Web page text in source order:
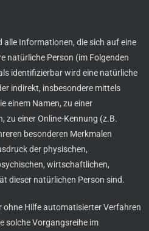
alle Informationen, die sich auf eine
natürliche Person (im Folgenden
identifizierbar wird eine natürliche
indirekt, insbesondere mittels
einem Namen, zu einer
zu einer Online-Kennung (z.B.
besonderen Merkmalen
der physischen,
wirtschaftlichen,
dieser natürlichen Person sind.
ohne Hilfe automatisierter Verfahren
solche Vorgangsreihe im